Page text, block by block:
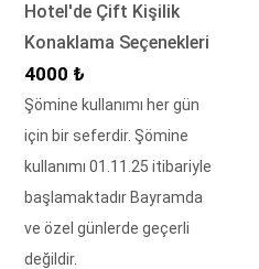
Hotel'de Çift Kişilik
Konaklama Seçenekleri
İndirimli Fiyat
4000 ₺
Şömine kullanımı her gün
için bir seferdir. Şömine
kullanımı 01.11.25 itibariyle
başlamaktadır Bayramda
ve özel günlerde geçerli
değildir.